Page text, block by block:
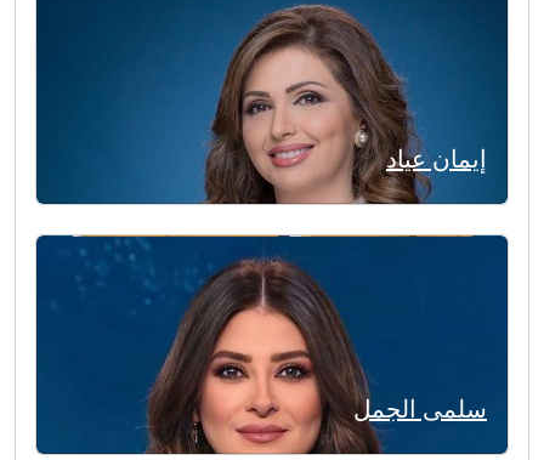
إيمان عياد
سلمى الجمل